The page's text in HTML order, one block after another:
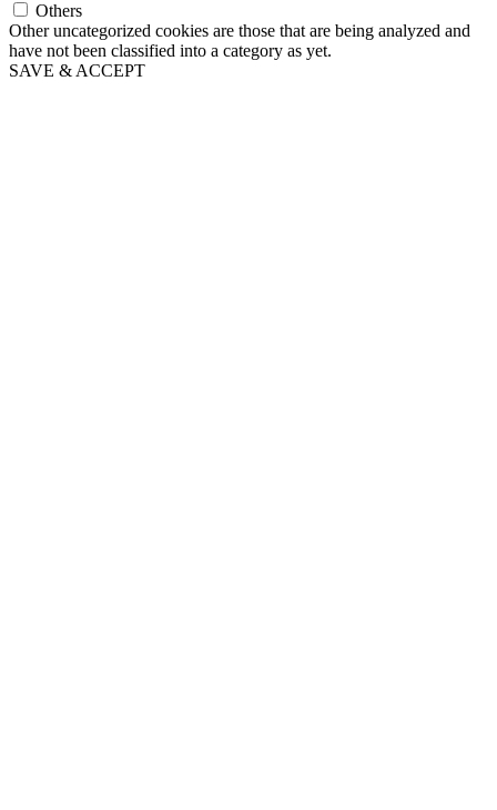
Others
Other uncategorized cookies are those that are being analyzed and
have not been classified into a category as yet.
SAVE & ACCEPT